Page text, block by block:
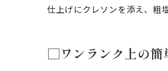
仕上げにクレソンを添え、粗
□ワンランク上の簡